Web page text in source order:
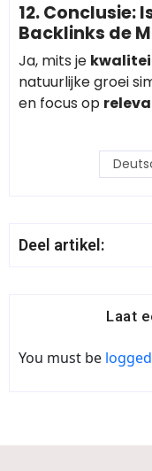
12. Conclusie:
Backlinks de
Ja, mits je
natuurlijke groei
en focus op
Deel artikel:
Laat
You must be